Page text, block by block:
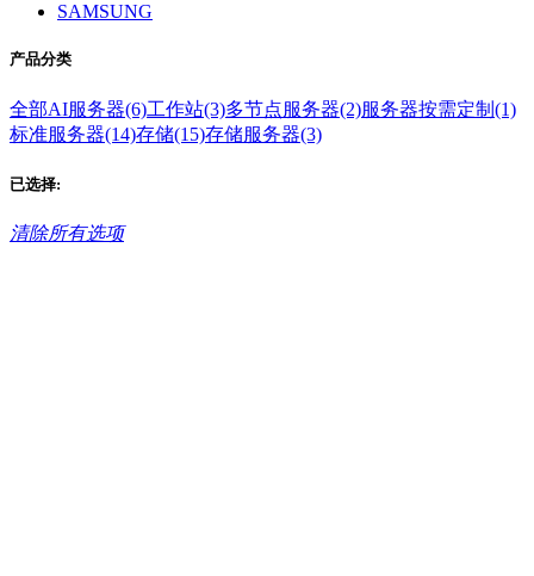
SAMSUNG
产品分类
全部AI服务器(6)工作站(3)多节点服务器(2)服务器按需定制(1)
标准服务器(14)存储(15)存储服务器(3)
已选择:
清除所有选项